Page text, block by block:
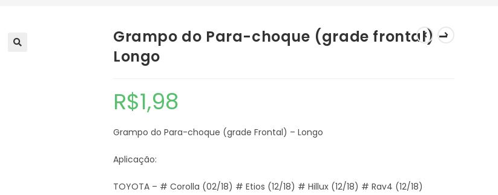
Grampo do Para-choque (grade frontal) –
Longo
R$1,98
Grampo do Para-choque (grade Frontal) – Longo
Aplicação:
TOYOTA – # Corolla (02/18) # Etios (12/18) # Hillux (12/18) # Rav4 (12/18)